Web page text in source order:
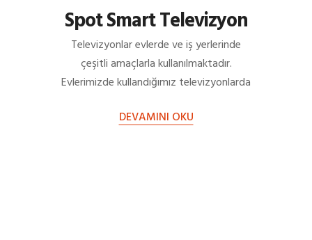
Spot Smart Televizyon
Televizyonlar evlerde ve iş yerlerinde
çeşitli amaçlarla kullanılmaktadır.
Evlerimizde kullandığımız televizyonlarda
izlerken keyif almayı isteriz. Bunun…
DEVAMINI OKU